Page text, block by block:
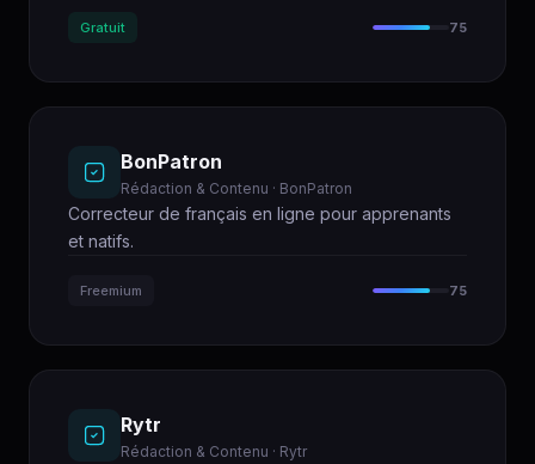
Gratuit 75
BonPatron
Rédaction & Contenu · BonPatron
Correcteur de français en ligne pour apprenants
et natifs.
Freemium 75
Rytr
Rédaction & Contenu · Rytr